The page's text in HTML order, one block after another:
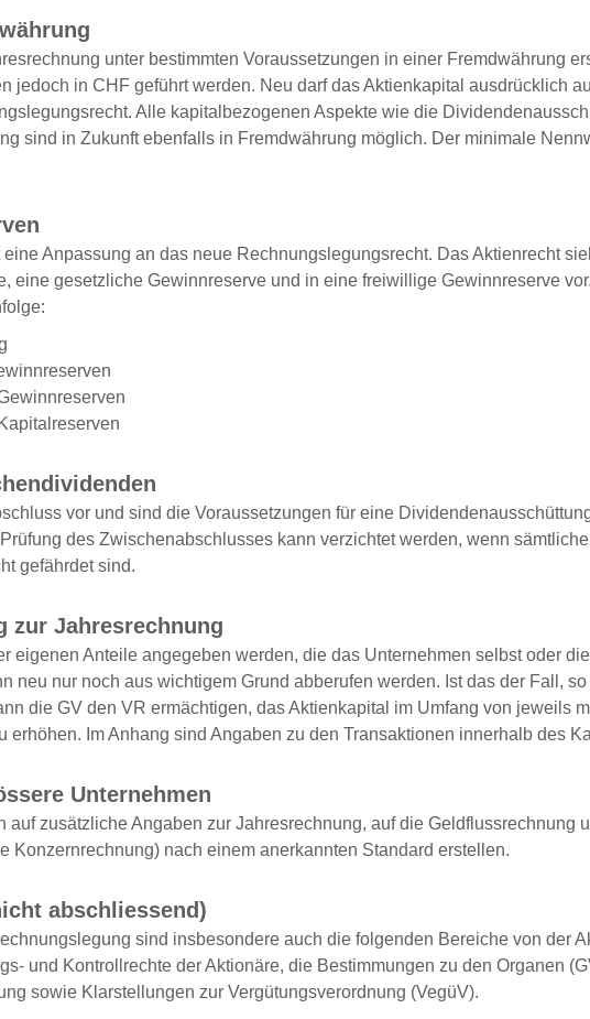
unter bestimmten Voraussetzungen in einer Fremdwährung
jedoch in CHF geführt werden. Neu darf das Aktienkapital ausdrücklich
Alle kapitalbezogenen Aspekte wie die
sind in Zukunft ebenfalls in Fremdwährung möglich. Der minimale
Anpassung an das neue Rechnungslegungsrecht. Das Aktienrecht
eine gesetzliche Gewinnreserve und in eine freiwillige Gewinnreserve
vor und sind die Voraussetzungen für eine
des Zwischenabschlusses kann verzichtet werden, wenn
gefährdet sind.
zur Jahresrechnung
eigenen Anteile angegeben werden, die das Unternehmen selbst oder
neu nur noch aus wichtigem Grund abberufen werden. Ist das der Fall,
die GV den VR ermächtigen, das Aktienkapital im Umfang von jeweils
erhöhen. Im Anhang sind Angaben zu den Transaktionen innerhalb des
Unternehmen
auf zusätzliche Angaben zur Jahresrechnung, auf die Geldflussrechnung
Konzernrechnung) nach einem anerkannten Standard erstellen.
abschliessend)
sind insbesondere auch die folgenden Bereiche von der
und Kontrollrechte der Aktionäre, die Bestimmungen zu den Organen
sowie Klarstellungen zur Vergütungsverordnung (VegüV).